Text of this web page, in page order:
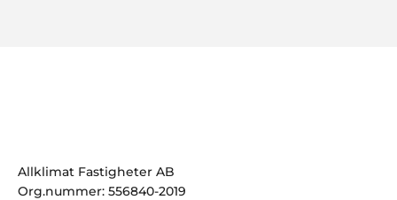
Allklimat Fastigheter AB
Org.nummer: 556840-2019